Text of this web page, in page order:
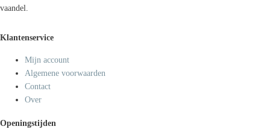
vaandel.
Klantenservice
Mijn account
Algemene voorwaarden
Contact
Over
Openingstijden